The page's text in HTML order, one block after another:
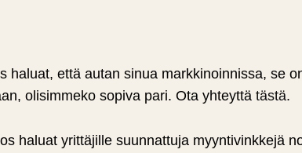
haluat, että autan sinua markkinoinnissa, se
olisimmeko sopiva pari. Ota yhteyttä tästä.
haluat yrittäjille suunnattuja myyntivinkkejä